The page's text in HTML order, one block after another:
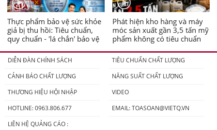
Thực phẩm bảo vệ sức khỏe
giả bị thu hồi: Tiêu chuẩn,
quy chuẩn - 'lá chắn' bảo vệ
Phát hiện kho hàng và máy
móc sản xuất gần 3,5 tấn mỹ
phẩm không có tiêu chuẩn
DIỄN ĐÀN CHÍNH SÁCH
TIÊU CHUẨN CHẤT LƯỢNG
CẢNH BÁO CHẤT LƯỢNG
NĂNG SUẤT CHẤT LƯỢNG
THƯƠNG HIỆU HỘI NHẬP
VIDEO
HOTLINE: 0963.806.677
EMAIL:TOASOAN@VIETQ.VN
LIÊN HỆ QUẢNG CÁO :